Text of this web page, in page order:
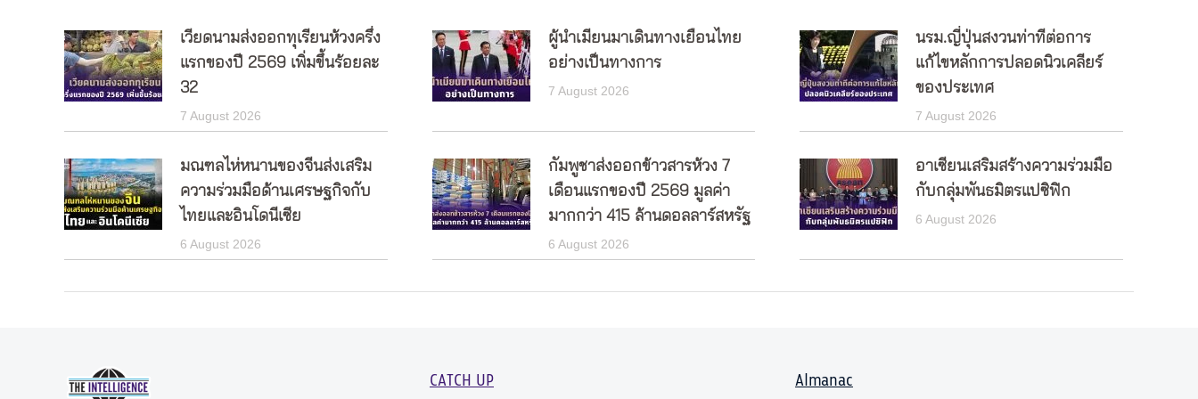
เวียดนามส่งออกทุเรียนห้วงครึ่ง
แรกของปี 2569 เพิ่มขึ้นร้อยละ
32
7 August 2026
ผู้นำเมียนมาเดินทางเยือนไทย
อย่างเป็นทางการ
7 August 2026
นรม.ญี่ปุ่นสงวนท่าทีต่อการ
แก้ไขหลักการปลอดนิวเคลียร์
ของประเทศ
7 August 2026
มณฑลไห่หนานของจีนส่งเสริม
ความร่วมมือด้านเศรษฐกิจกับ
ไทยและอินโดนีเซีย
6 August 2026
กัมพูชาส่งออกข้าวสารห้วง 7
เดือนแรกของปี 2569 มูลค่า
มากกว่า 415 ล้านดอลลาร์สหรัฐ
6 August 2026
อาเซียนเสริมสร้างความร่วมมือ
กับกลุ่มพันธมิตรแปซิฟิก
6 August 2026
CATCH UP Almanac